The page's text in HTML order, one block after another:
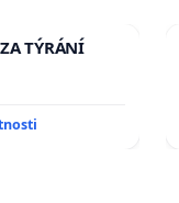
TÝRÁNÍ